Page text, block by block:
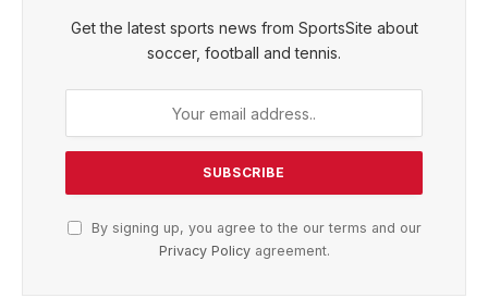
Get the latest sports news from SportsSite about
soccer, football and tennis.
By signing up, you agree to the our terms and our
Privacy Policyagreement.